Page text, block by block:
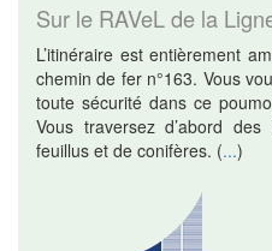
Sur le RAVeL de la
L’itinéraire est entièrement
chemin de fer n°163. Vous
toute sécurité dans ce
Vous traversez d’abord
feuillus et de conifères. (...)